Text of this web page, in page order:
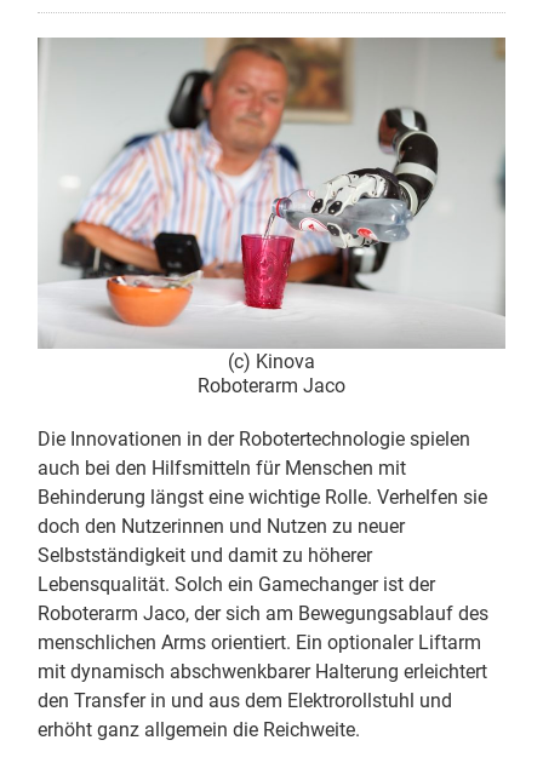
(c) Kinova
Roboterarm Jaco
Die Innovationen in der Robotertechnologie spielen
auch bei den Hilfsmitteln für Menschen mit
Behinderung längst eine wichtige Rolle. Verhelfen sie
doch den Nutzerinnen und Nutzen zu neuer
Selbstständigkeit und damit zu höherer
Lebensqualität. Solch ein Gamechanger ist der
Roboterarm Jaco, der sich am Bewegungsablauf des
menschlichen Arms orientiert. Ein optionaler Liftarm
mit dynamisch abschwenkbarer Halterung erleichtert
den Transfer in und aus dem Elektrorollstuhl und
erhöht ganz allgemein die Reichweite.